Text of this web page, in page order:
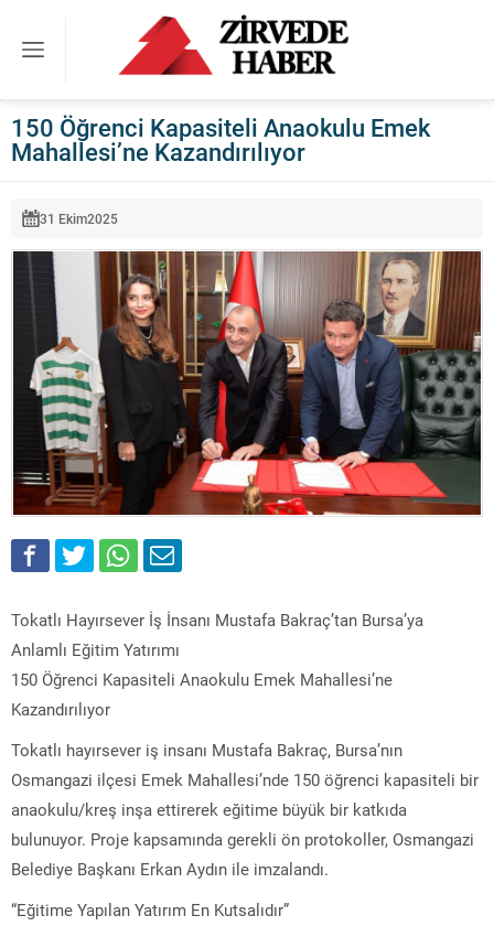
150 Öğrenci Kapasiteli Anaokulu Emek
Mahallesi’ne Kazandırılıyor
31 Ekim2025
Tokatlı Hayırsever İş İnsanı Mustafa Bakraç’tan Bursa’ya
Anlamlı Eğitim Yatırımı
150 Öğrenci Kapasiteli Anaokulu Emek Mahallesi’ne
Kazandırılıyor
Tokatlı hayırsever iş insanı Mustafa Bakraç, Bursa’nın
Osmangazi ilçesi Emek Mahallesi’nde 150 öğrenci kapasiteli bir
anaokulu/kreş inşa ettirerek eğitime büyük bir katkıda
bulunuyor. Proje kapsamında gerekli ön protokoller, Osmangazi
Belediye Başkanı Erkan Aydın ile imzalandı.
“Eğitime Yapılan Yatırım En Kutsalıdır”